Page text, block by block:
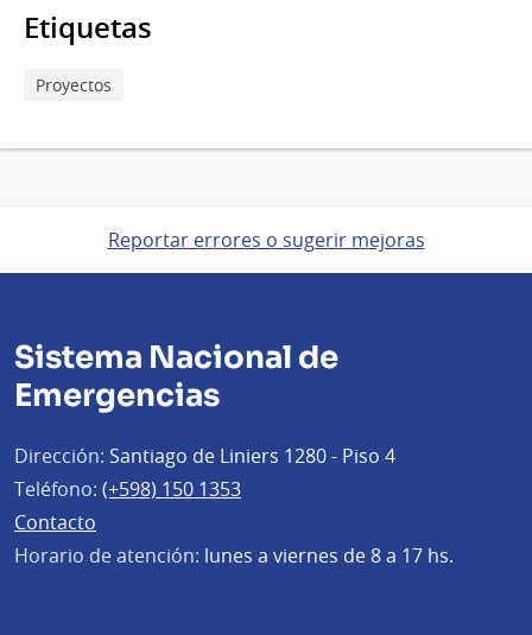
Etiquetas
Proyectos
Reportar errores o sugerir mejoras
Sistema Nacional de
Emergencias
Dirección: Santiago de Liniers 1280 - Piso 4
Teléfono: (+598) 150 1353
Contacto
Horario de atención: lunes a viernes de 8 a 17 hs.